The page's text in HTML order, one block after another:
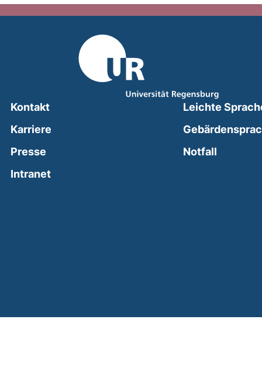
Kontakt
Karriere
Presse
Intranet(external link, opens in a new window)
Leichte
Notfall